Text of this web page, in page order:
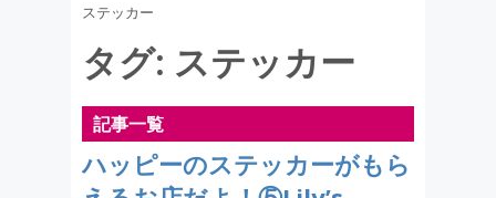
ステッカー
タグ: ステッカー
記事一覧
ハッピーのステッカーがもら